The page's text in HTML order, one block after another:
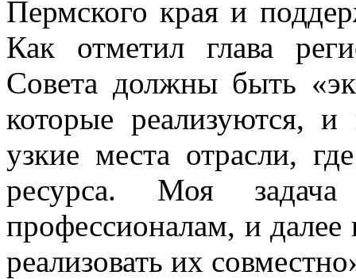
Пермского края и
Как отметил глава
Совета должны быть
которые реализуются,
узкие места отрасли,
ресурса. Моя
профессионалам, и
реализовать их